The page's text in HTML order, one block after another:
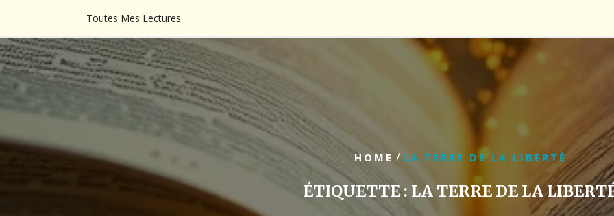
Toutes Mes Lectures
HOME / LA TERRE DE LA LIBERTÉ
ÉTIQUETTE : LA TERRE DE LA